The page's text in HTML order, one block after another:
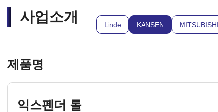
사업소개 Linde KANSEN MITSUBISHI
제품명
익스펜더 롤